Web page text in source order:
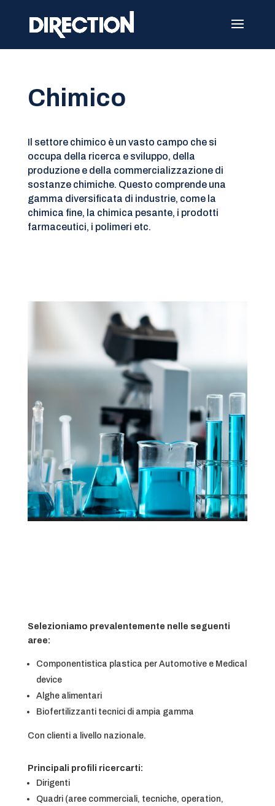
Chimico
Il settore chimico è un vasto campo che si
occupa della ricerca e sviluppo, della
produzione e della commercializzazione di
sostanze chimiche. Questo comprende una
gamma diversificata di industrie, come la
chimica fine, la chimica pesante, i prodotti
farmaceutici, i polimeri etc.
Selezioniamo prevalentemente nelle seguenti
aree:
Componentistica plastica per Automotive e Medical
device
Alghe alimentari
Biofertilizzanti tecnici di ampia gamma
Con clienti a livello nazionale.
Principali profili ricercarti:
Dirigenti
Quadri (aree commerciali, tecniche, operation,